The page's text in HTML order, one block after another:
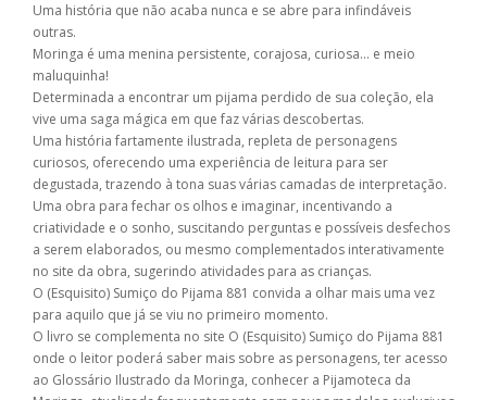
Uma história que não acaba nunca e se abre para infindáveis
outras.
Moringa é uma menina persistente, corajosa, curiosa... e meio
maluquinha!
Determinada a encontrar um pijama perdido de sua coleção, ela
vive uma saga mágica em que faz várias descobertas.
Uma história fartamente ilustrada, repleta de personagens
curiosos, oferecendo uma experiência de leitura para ser
degustada, trazendo à tona suas várias camadas de interpretação.
Uma obra para fechar os olhos e imaginar, incentivando a
criatividade e o sonho, suscitando perguntas e possíveis desfechos
a serem elaborados, ou mesmo complementados interativamente
no site da obra, sugerindo atividades para as crianças.
O (Esquisito) Sumiço do Pijama 881 convida a olhar mais uma vez
para aquilo que já se viu no primeiro momento.
O livro se complementa no site O (Esquisito) Sumiço do Pijama 881
onde o leitor poderá saber mais sobre as personagens, ter acesso
ao Glossário Ilustrado da Moringa, conhecer a Pijamoteca da